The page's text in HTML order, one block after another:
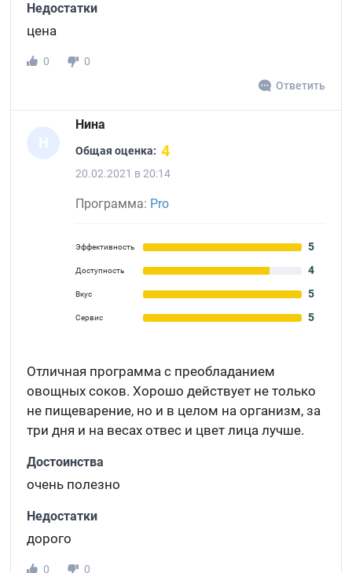
Недостатки
цена
0
0
Ответить
Н
Нина
Общая оценка: 4
20.02.2021 в 20:14
Программа: Pro
Эффективность 5
Доступность 4
Вкус 5
Сервис 5
Отличная программа с преобладанием
овощных соков. Хорошо действует не только
не пищеварение, но и в целом на организм, за
три дня и на весах отвес и цвет лица лучше.
Достоинства
очень полезно
Недостатки
дорого
0
0